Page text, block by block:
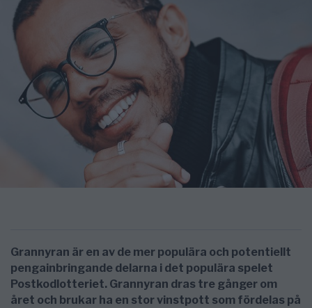
Grannyran är en av de mer populära och potentiellt
pengainbringande delarna i det populära spelet
Postkodlotteriet. Grannyran dras tre gånger om
året och brukar ha en stor vinstpott som fördelas på